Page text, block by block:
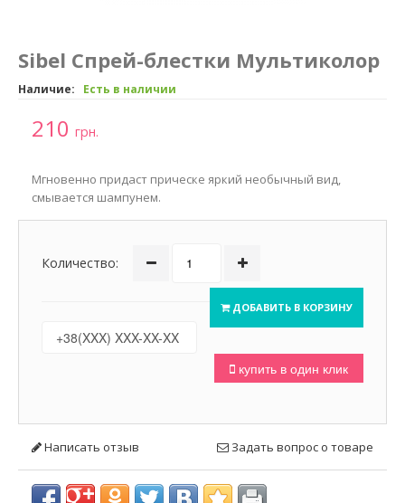
Sibel Спрей-блестки Мультиколор
Наличие: Есть в наличии
210 грн.
Мгновенно придаст прическе яркий необычный вид,
смывается шампунем.
Количество:
ДОБАВИТЬ В КОРЗИНУ
купить в один клик
Написать отзыв Задать вопрос о товаре